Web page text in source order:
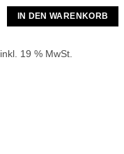
IN DEN WARENKORB
inkl. 19 % MwSt.